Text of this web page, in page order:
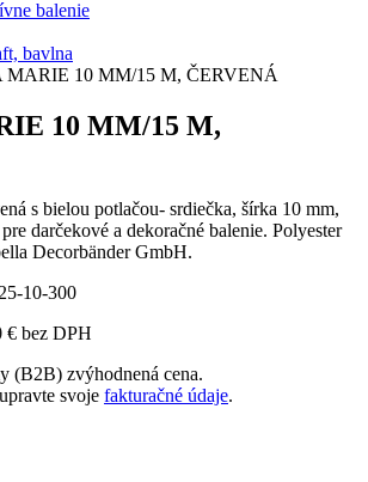
balenie
bavlna
MARIE 10 MM/15 M, ČERVENÁ
10 MM/15 M,
s bielou potlačou- srdiečka, šírka 10 mm,
darčekové a dekoračné balenie. Polyester
Decorbänder GmbH.
10-300
€ bez DPH
(B2B) zvýhodnená cena.
svoje fakturačné údaje.